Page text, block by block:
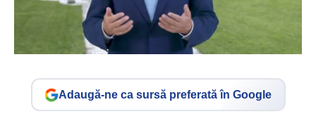
Adaugă-ne ca sursă preferată în Google